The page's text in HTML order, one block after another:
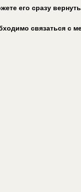
его сразу вернуть
связаться с